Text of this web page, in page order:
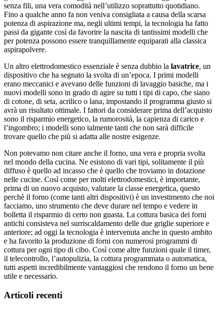
senza fili, una vera comodità nell’utilizzo soprattutto quotidiano.
Fino a qualche anno fa non veniva consigliata a causa della scarsa
potenza di aspirazione ma, negli ultimi tempi, la tecnologia ha fatto
passi da gigante così da favorire la nascita di tantissimi modelli che
per potenza possono essere tranquillamente equiparati alla classica
aspirapolvere.
Un altro elettrodomestico essenziale è senza dubbio la lavatrice, un
dispositivo che ha segnato la svolta di un’epoca. I primi modelli
erano meccanici e avevano delle funzioni di lavaggio basiche, ma i
nuovi modelli sono in grado di agire su tutti i tipi di capo, che siano
di cotone, di seta, acrilico o lana, impostando il programma giusto si
avrà un risultato ottimale. I fattori da considerare prima dell’acquisto
sono il risparmio energetico, la rumorosità, la capienza di carico e
l’ingombro; i modelli sono talmente tanti che non sarà difficile
trovare quello che più si adatta alle nostre esigenze.
Non potevamo non citare anche il forno, una vera e propria svolta
nel mondo della cucina. Ne esistono di vari tipi, solitamente il più
diffuso è quello ad incasso che è quello che troviamo in dotazione
nelle cucine. Così come per molti elettrodomestici, è importante,
prima di un nuovo acquisto, valutare la classe energetica, questo
perchè il forno (come tanti altri dispositivi) è un investimento che noi
facciamo, uno strumento che deve durare nel tempo e vedere in
bolletta il risparmio di certo non guasta. La cottura basica dei forni
antichi consisteva nel surriscaldamento delle due griglie superiore e
anteriore; ad oggi la tecnologia è intervenuta anche in questo ambito
e ha favorito la produzione di forni con numerosi programmi di
cottura per ogni tipo di cibo. Così come altre funzioni quale il timer,
il telecontrollo, l’autopulizia, la cottura programmata o automatica,
tutti aspetti incredibilmente vantaggiosi che rendono il forno un bene
utile e necessario.
Articoli recenti